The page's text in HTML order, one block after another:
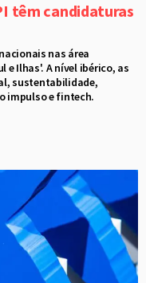
têm candidaturas
nas área
e Ilhas'. A nível ibérico, as
sustentabilidade,
impulso e fintech.